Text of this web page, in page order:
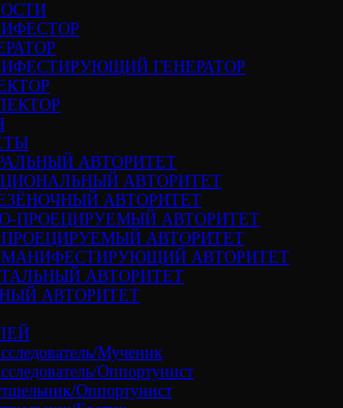
ГЕНЕРАТОР
АВТОРИТЕТ
АВТОРИТЕТ
АВТОРИТЕТ
ПРОЕЦИРУЕМЫЙ АВТОРИТЕТ
ПРОЕЦИРУЕМЫЙ АВТОРИТЕТ
МАНИФЕСТИРУЮЩИЙ АВТОРИТЕТ
АВТОРИТЕТ
АВТОРИТЕТ
Мученик
Оппортунист
Оппортунист